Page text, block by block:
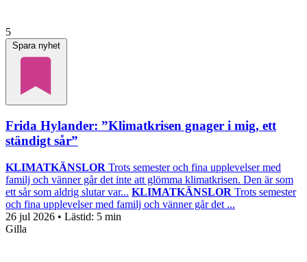
5
Spara nyhet
Frida Hylander: ”Klimatkrisen gnager i mig, ett
ständigt sår”
KLIMATKÄNSLOR Trots semester och fina upplevelser med
familj och vänner går det inte att glömma klimatkrisen. Den är som
ett sår som aldrig slutar var... KLIMATKÄNSLOR Trots semester
och fina upplevelser med familj och vänner går det ...
26 jul 2026 • Lästid: 5 min
Gilla